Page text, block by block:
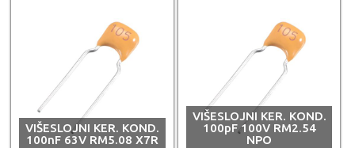
VIŠESLOJNI KER. KOND.
100nF 63V RM5.08 X7R
VIŠESLOJNI KER. KOND.
100pF 100V RM2.54
NPO